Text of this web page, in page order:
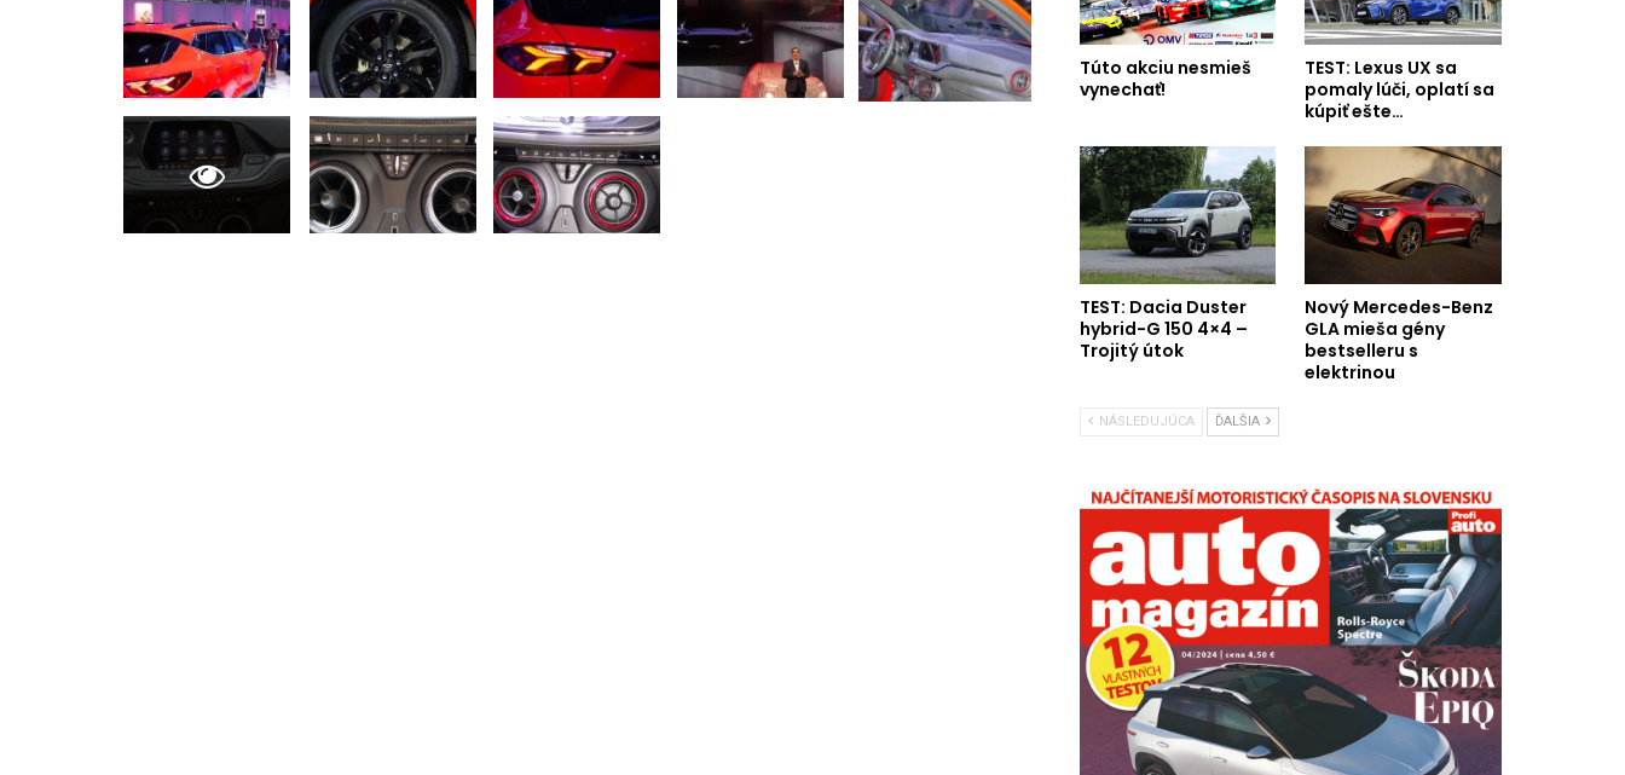
Túto akciu nesmieš
vynechať!
TEST: Lexus UX sa
pomaly lúči, oplatí sa
kúpiť ešte…
TEST: Dacia Duster
hybrid-G 150 4×4 –
Trojitý útok
Nový Mercedes-Benz
GLA mieša gény
bestselleru s
elektrinou
NÁSLEDUJÚCA ĎALŠIA